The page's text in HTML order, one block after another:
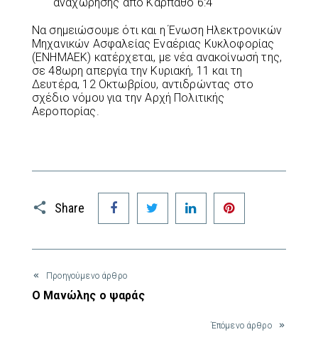
Να σημειώσουμε ότι και η Ένωση Ηλεκτρονικών
Μηχανικών Ασφαλείας Εναέριας Κυκλοφορίας
(ΕΝΗΜΑΕΚ) κατέρχεται, με νέα ανακοίνωσή της,
σε 48ωρη απεργία την Κυριακή, 11 και τη
Δευτέρα, 12 Οκτωβρίου, αντιδρώντας στο
σχέδιο νόμου για την Αρχή Πολιτικής
Αεροπορίας.
Share
Facebook Twitter LinkedIn
Προηγούμενο άρθρο
Ο Μανώλης ο ψαράς
Έπόμενο άρθρο